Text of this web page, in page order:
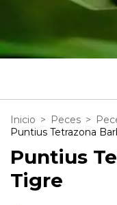
Inicio > Peces >
Puntius Tetrazona
Puntius
Tigre